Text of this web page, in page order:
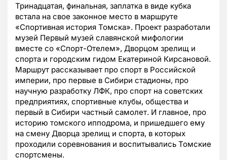
Тринадцатая, финальная, заплатка в виде кубка
встала на свое законное место в маршруте
«Спортивная история Томска». Проект разработали
музей Первый музей славянской мифологии
вместе со «Спорт-Отелем», Дворцом зрелищ и
спорта и городским гидом Екатериной Кирсановой.
Маршрут рассказывает про спорт в Российской
империи, про первые в Сибири стадионы, про
научную разработку ЛФК, про спорт на советских
предприятиях, спортивные клубы, общества и
первый в Сибири частный самолет. И главное, про
историю томского ипподрома, и пришедшего ему
на смену Дворца зрелищ и спорта, в которых
проходили соревнования и воспитывались Томские
спортсмены.